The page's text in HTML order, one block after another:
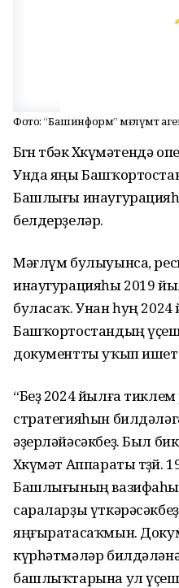
Фото: “Башинформ” мәғлүмәт
Бөгөн төбәк Хөкүмәтендә
Унда яңы
Башлығы
белдерҙеләр.
Мәғлүм булыуынса,
инаугурацияһы 2019
буласаҡ. Унан һуң
Башҡортостандың
документты уҡып
“Беҙ 2024 йылға
стратегияһын
әҙерләйәсәкбеҙ. Был
Хөкүмәт Аппараты төҙөй.
Башлығының
сараларҙы
яңғыратасаҡмын.
күрһәтмәләр
башлыҡтарына ул үҫеш